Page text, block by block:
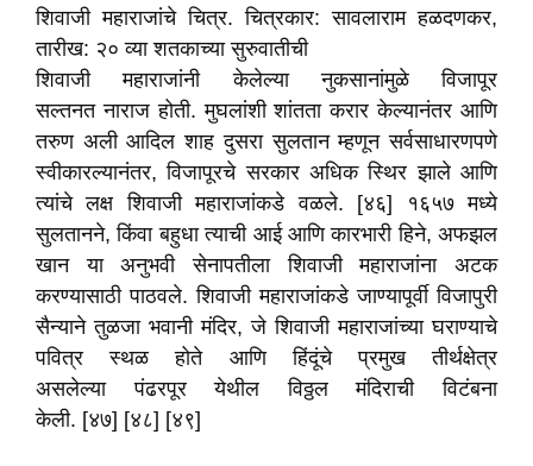
शिवाजी महाराजांचे चित्र. चित्रकार: सावलाराम हळदणकर,
तारीख: २० व्या शतकाच्या सुरुवातीची
शिवाजी महाराजांनी केलेल्या नुकसानांमुळे विजापूर
सल्तनत नाराज होती. मुघलांशी शांतता करार केल्यानंतर आणि
तरुण अली आदिल शाह दुसरा सुलतान म्हणून सर्वसाधारणपणे
स्वीकारल्यानंतर, विजापूरचे सरकार अधिक स्थिर झाले आणि
त्यांचे लक्ष शिवाजी महाराजांकडे वळले. [४६] १६५७ मध्ये
सुलतानने, किंवा बहुधा त्याची आई आणि कारभारी हिने, अफझल
खान या अनुभवी सेनापतीला शिवाजी महाराजांना अटक
करण्यासाठी पाठवले. शिवाजी महाराजांकडे जाण्यापूर्वी विजापुरी
सैन्याने तुळजा भवानी मंदिर, जे शिवाजी महाराजांच्या घराण्याचे
पवित्र स्थळ होते आणि हिंदूंचे प्रमुख तीर्थक्षेत्र
असलेल्या पंढरपूर येथील विठ्ठल मंदिराची विटंबना
केली. [४७] [४८] [४९]